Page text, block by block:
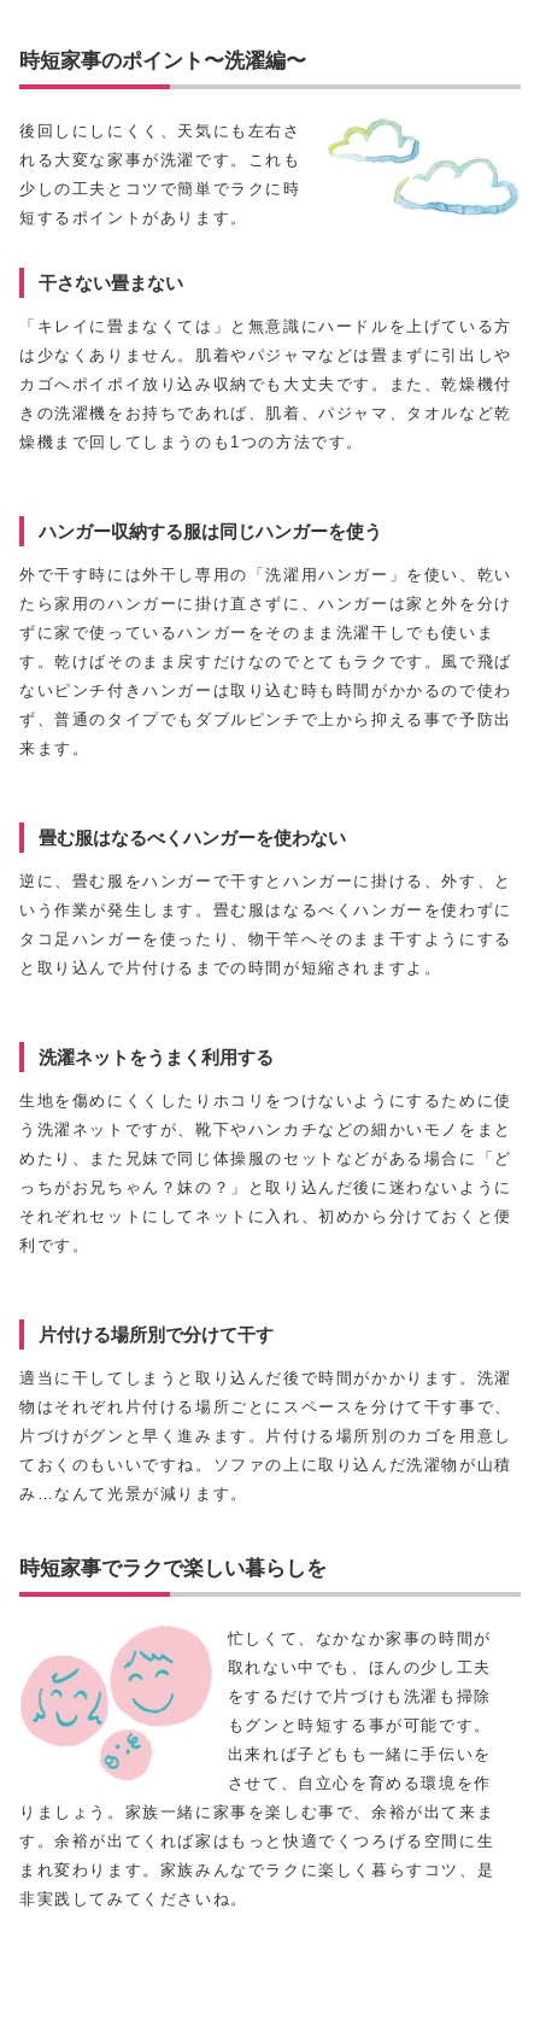
時短家事のポイント〜洗濯編〜
後回しにしにくく、天気にも左右さ
れる大変な家事が洗濯です。これも
少しの工夫とコツで簡単でラクに時
短するポイントがあります。
干さない畳まない
「キレイに畳まなくては」と無意識にハードルを上げている方
は少なくありません。肌着やパジャマなどは畳まずに引出しや
カゴへポイポイ放り込み収納でも大丈夫です。また、乾燥機付
きの洗濯機をお持ちであれば、肌着、パジャマ、タオルなど乾
燥機まで回してしまうのも1つの方法です。
ハンガー収納する服は同じハンガーを使う
外で干す時には外干し専用の「洗濯用ハンガー」を使い、乾い
たら家用のハンガーに掛け直さずに、ハンガーは家と外を分け
ずに家で使っているハンガーをそのまま洗濯干しでも使いま
す。乾けばそのまま戻すだけなのでとてもラクです。風で飛ば
ないピンチ付きハンガーは取り込む時も時間がかかるので使わ
ず、普通のタイプでもダブルピンチで上から抑える事で予防出
来ます。
畳む服はなるべくハンガーを使わない
逆に、畳む服をハンガーで干すとハンガーに掛ける、外す、と
いう作業が発生します。畳む服はなるべくハンガーを使わずに
タコ足ハンガーを使ったり、物干竿へそのまま干すようにする
と取り込んで片付けるまでの時間が短縮されますよ。
洗濯ネットをうまく利用する
生地を傷めにくくしたりホコリをつけないようにするために使
う洗濯ネットですが、靴下やハンカチなどの細かいモノをまと
めたり、また兄妹で同じ体操服のセットなどがある場合に「ど
っちがお兄ちゃん？妹の？」と取り込んだ後に迷わないように
それぞれセットにしてネットに入れ、初めから分けておくと便
利です。
片付ける場所別で分けて干す
適当に干してしまうと取り込んだ後で時間がかかります。洗濯
物はそれぞれ片付ける場所ごとにスペースを分けて干す事で、
片づけがグンと早く進みます。片付ける場所別のカゴを用意し
ておくのもいいですね。ソファの上に取り込んだ洗濯物が山積
み…なんて光景が減ります。
時短家事でラクで楽しい暮らしを
忙しくて、なかなか家事の時間が
取れない中でも、ほんの少し工夫
をするだけで片づけも洗濯も掃除
もグンと時短する事が可能です。
出来れば子どもも一緒に手伝いを
させて、自立心を育める環境を作
りましょう。家族一緒に家事を楽しむ事で、余裕が出て来ま
す。余裕が出てくれば家はもっと快適でくつろげる空間に生
まれ変わります。家族みんなでラクに楽しく暮らすコツ、是
非実践してみてくださいね。